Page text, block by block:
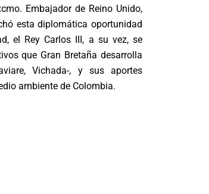
Embajador de Reino Unido,
esta diplomática oportunidad
el Rey Carlos III, a su vez, se
que Gran Bretaña desarrolla
Vichada-, y sus aportes
ambiente de Colombia.